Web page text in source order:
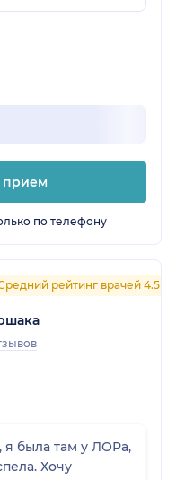
не
прием
по телефону
рейтинг врачей 4.5
я была там у ЛОРа,
Хочу